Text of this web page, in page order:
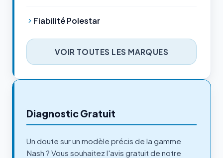
Fiabilité Polestar
VOIR TOUTES LES MARQUES
Diagnostic Gratuit
Un doute sur un modèle précis de la gamme
Nash ? Vous souhaitez l'avis gratuit de notre